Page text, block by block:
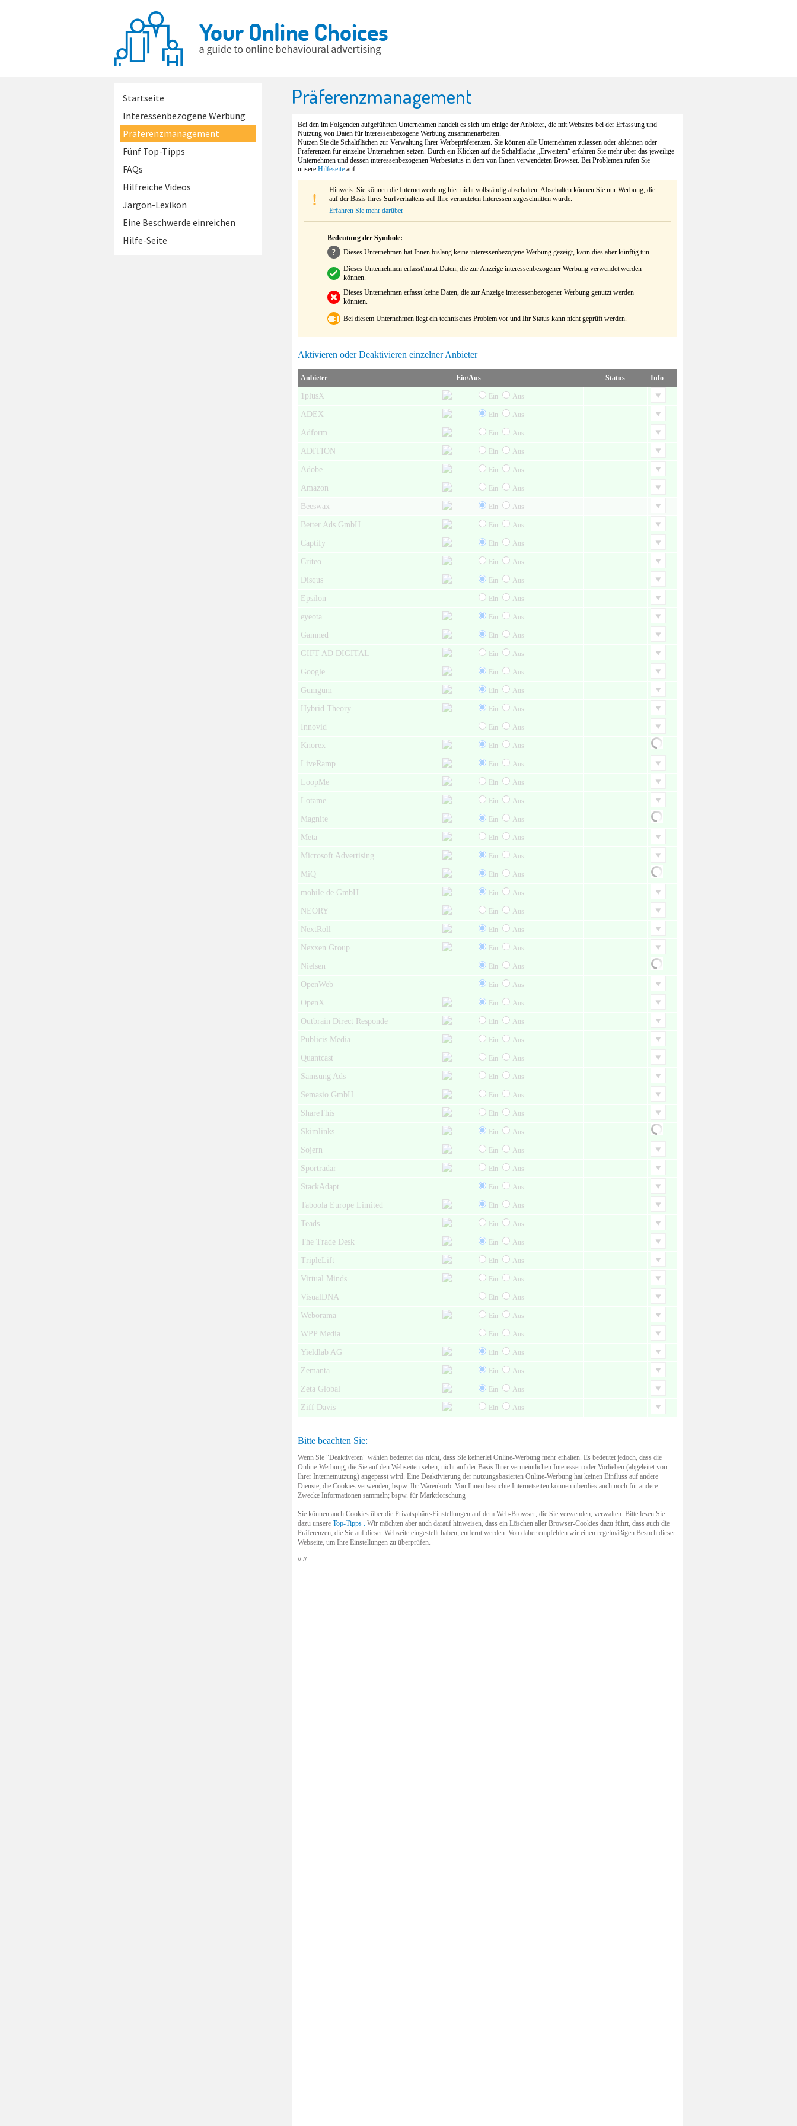
Startseite
Interessenbezogene Werbung
Präferenzmanagement
Fünf Top-Tipps
FAQs
Hilfreiche Videos
Jargon-Lexikon
Eine Beschwerde einreichen
Hilfe-Seite
Präferenzmanagement
Bei den im Folgenden aufgeführten Unternehmen handelt es sich um einige der Anbieter, die mit Websites bei der Erfassung und
Nutzung von Daten für interessenbezogene Werbung zusammenarbeiten.
Nutzen Sie die Schaltflächen zur Verwaltung Ihrer Werbepräferenzen. Sie können alle Unternehmen zulassen oder ablehnen oder
Präferenzen für einzelne Unternehmen setzen. Durch ein Klicken auf die Schaltfläche „Erweitern“ erfahren Sie mehr über das jeweilige
Unternehmen und dessen interessenbezogenen Werbestatus in dem von Ihnen verwendeten Browser. Bei Problemen rufen Sie
unsere Hilfeseite auf.
Hinweis: Sie können die Internetwerbung hier nicht vollständig abschalten. Abschalten können Sie nur Werbung, die
auf der Basis Ihres Surfverhaltens auf Ihre vermuteten Interessen zugeschnitten wurde.
Erfahren Sie mehr darüber
Bedeutung der Symbole:
Dieses Unternehmen hat Ihnen bislang keine interessenbezogene Werbung gezeigt, kann dies aber künftig tun.
Dieses Unternehmen erfasst/nutzt Daten, die zur Anzeige interessenbezogener Werbung verwendet werden
können.
Dieses Unternehmen erfasst keine Daten, die zur Anzeige interessenbezogener Werbung genutzt werden
könnten.
Bei diesem Unternehmen liegt ein technisches Problem vor und Ihr Status kann nicht geprüft werden.